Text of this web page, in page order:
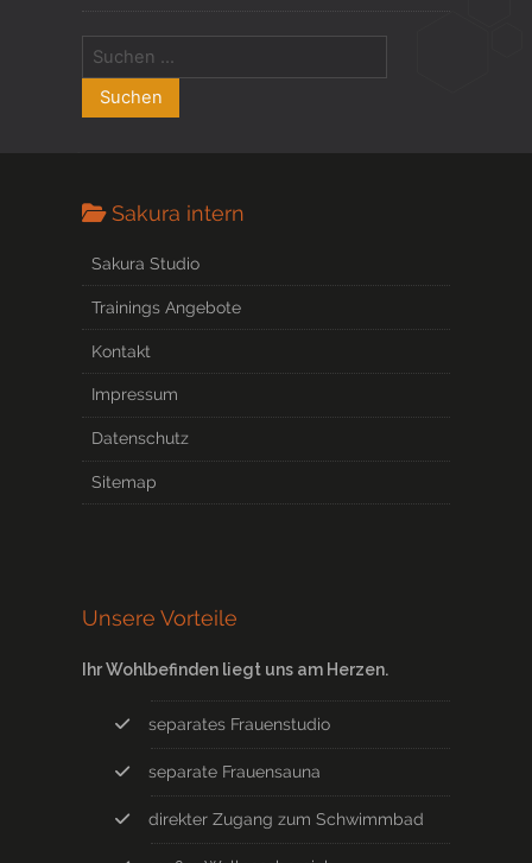
Sakura intern
Sakura Studio
Trainings Angebote
Kontakt
Impressum
Datenschutz
Sitemap
Unsere Vorteile
Ihr Wohlbefinden liegt uns am Herzen.
separates Frauenstudio
separate Frauensauna
direkter Zugang zum Schwimmbad